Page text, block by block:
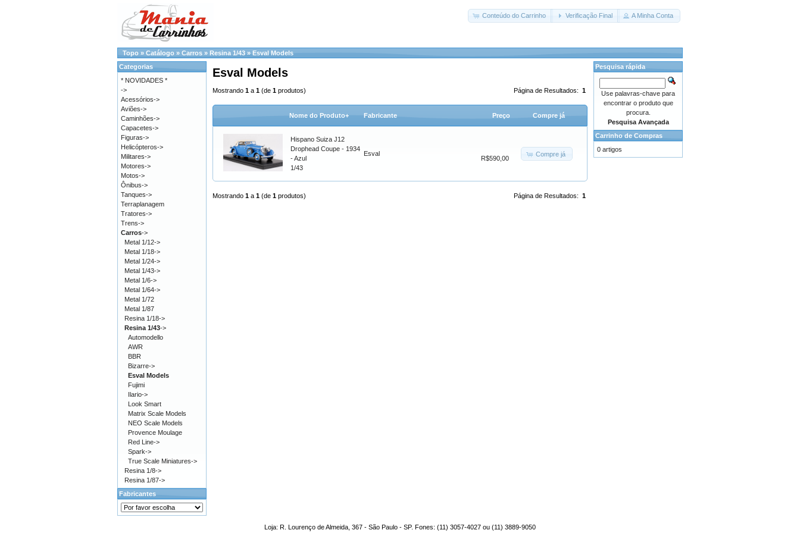
Conteúdo do Carrinho Verificação Final A Minha Conta
Topo » Catálogo » Carros » Resina 1/43 » Esval Models
Esval Models
Página de Resultados: 1
Mostrando 1 a 1 (de 1 produtos)
Nome do Produto+ Fabricante Preço Compre já
Hispano Suiza J12
Drophead Coupe - 1934
- Azul
1/43
Esval
R$590,00
Compre já
Página de Resultados: 1
Mostrando 1 a 1 (de 1 produtos)
Categorias
* NOVIDADES *
->
Acessórios->
Aviões->
Caminhões->
Capacetes->
Figuras->
Helicópteros->
Militares->
Motores->
Motos->
Ônibus->
Tanques->
Terraplanagem
Tratores->
Trens->
Carros->
Metal 1/12->
Metal 1/18->
Metal 1/24->
Metal 1/43->
Metal 1/6->
Metal 1/64->
Metal 1/72
Metal 1/87
Resina 1/18->
Resina 1/43->
Automodello
AWR
BBR
Bizarre->
Esval Models
Fujimi
Ilario->
Look Smart
Matrix Scale Models
NEO Scale Models
Provence Moulage
Red Line->
Spark->
True Scale Miniatures->
Resina 1/8->
Resina 1/87->
Fabricantes
Pesquisa rápida
Use palavras-chave para
encontrar o produto que
procura.
Pesquisa Avançada
Carrinho de Compras
0 artigos
Loja: R. Lourenço de Almeida, 367 - São Paulo - SP. Fones: (11) 3057-4027 ou (11) 3889-9050